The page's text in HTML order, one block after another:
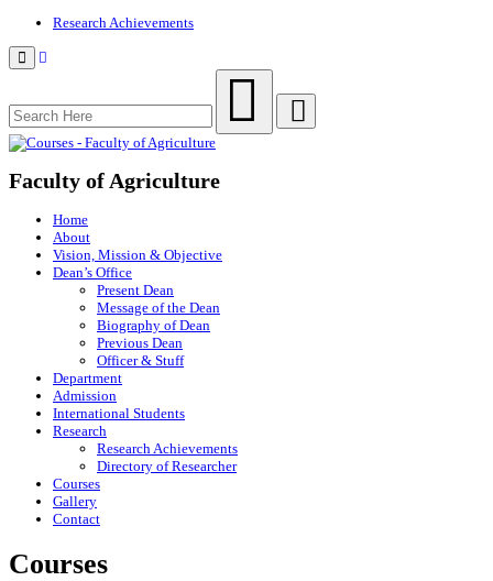
Research Achievements
Menu
Faculty of Agriculture
Home
About
Vision, Mission & Objective
Dean’s Office
Present Dean
Message of the Dean
Biography of Dean
Previous Dean
Officer & Stuff
Department
Admission
International Students
Research
Research Achievements
Directory of Researcher
Courses
Gallery
Contact
Courses